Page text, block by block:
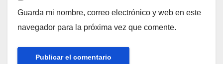
Guarda mi nombre, correo electrónico y web en este
navegador para la próxima vez que comente.